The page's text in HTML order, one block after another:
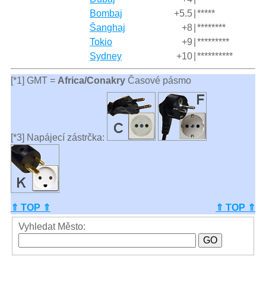
Bombaj
+5.5 *****
Šanghaj
+8 ********
Tokio
+9 *********
Sydney
+10 **********
[*1] GMT = Africa/ConakryČasové pásmo
[*3] Napájecí zástrčka:
⇑ TOP ⇑
⇑ TOP ⇑
Vyhledat Město: